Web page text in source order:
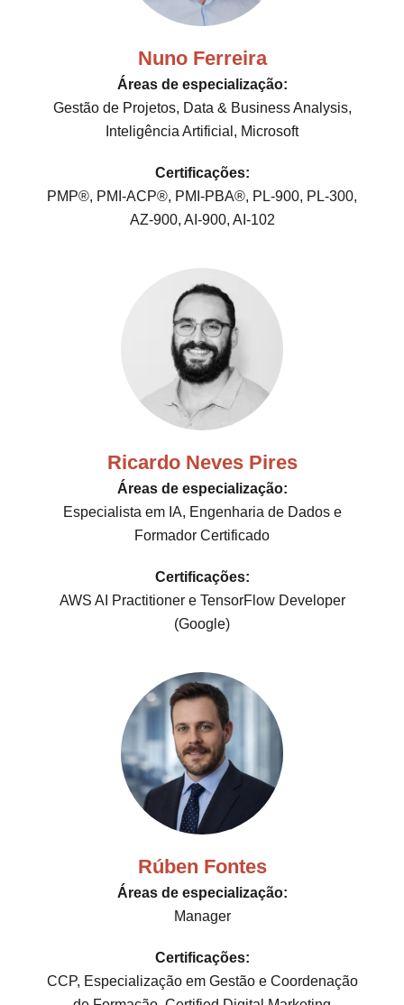
Nuno Ferreira
Áreas de especialização:
Gestão de Projetos, Data & Business Analysis,
Inteligência Artificial, Microsoft
Certificações:
PMP®, PMI-ACP®, PMI-PBA®, PL-900, PL-300,
AZ-900, AI-900, AI-102
Ricardo Neves Pires
Áreas de especialização:
Especialista em IA, Engenharia de Dados e
Formador Certificado
Certificações:
AWS AI Practitioner e TensorFlow Developer
(Google)
Rúben Fontes
Áreas de especialização:
Manager
Certificações:
CCP, Especialização em Gestão e Coordenação